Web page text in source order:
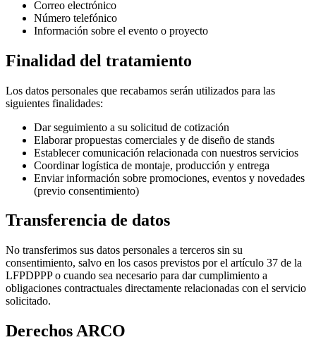
Correo electrónico
Número telefónico
Información sobre el evento o proyecto
Finalidad del tratamiento
Los datos personales que recabamos serán utilizados para las
siguientes finalidades:
Dar seguimiento a su solicitud de cotización
Elaborar propuestas comerciales y de diseño de stands
Establecer comunicación relacionada con nuestros servicios
Coordinar logística de montaje, producción y entrega
Enviar información sobre promociones, eventos y novedades
(previo consentimiento)
Transferencia de datos
No transferimos sus datos personales a terceros sin su
consentimiento, salvo en los casos previstos por el artículo 37 de la
LFPDPPP o cuando sea necesario para dar cumplimiento a
obligaciones contractuales directamente relacionadas con el servicio
solicitado.
Derechos ARCO